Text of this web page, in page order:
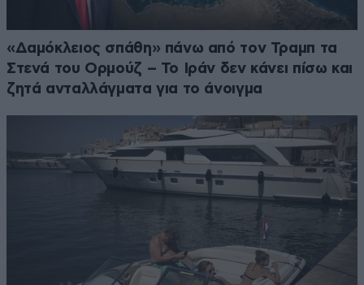
«Δαμόκλειος σπάθη» πάνω από τον Τραμπ τα
Στενά του Ορμούζ – Το Ιράν δεν κάνει πίσω και
ζητά ανταλλάγματα για το άνοιγμα